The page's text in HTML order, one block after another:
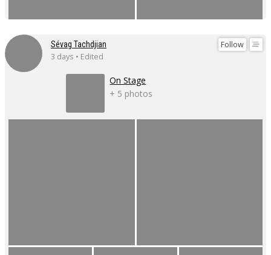
Follow
Sévag Tachdjian
3 days • Edited
On Stage
+ 5 photos